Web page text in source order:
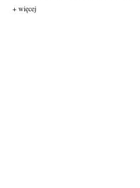
+ więcej